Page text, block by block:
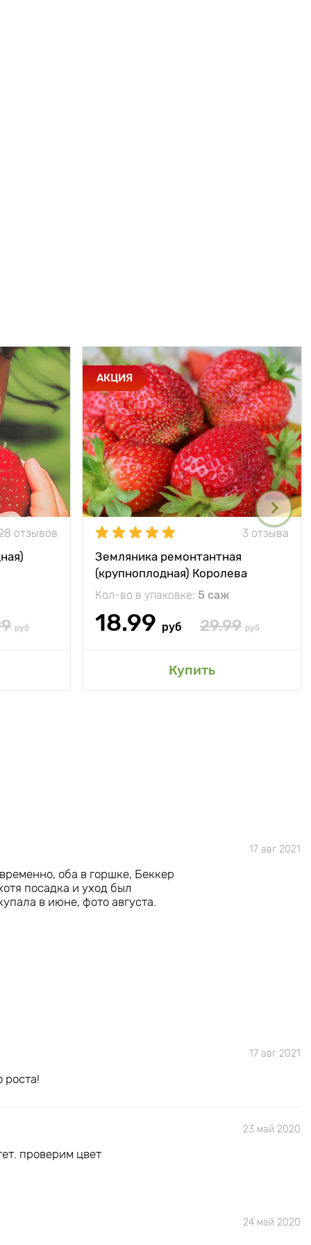
отзывов
руб
АКЦИЯ
3 отзыва
Земляника ремонтантная
(крупноплодная) Королева
Елизавета
Кол-во в упаковке: 5 саж
18.99 руб 29.99 руб
Купить
17 авг 2021
оба в горшке, Беккер
посадка и уход был
в июне, фото августа.
17 авг 2021
роста!
23 май 2020
проверим цвет
24 май 2020